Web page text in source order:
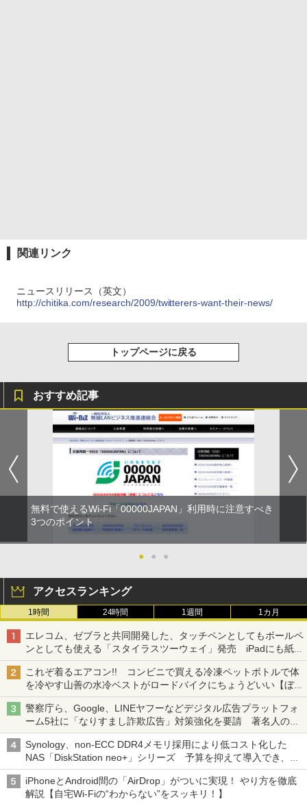
関連リンク
ニュースリリース（英文）
http://chitika.com/research/2009/twitterers-want-their-news/
トップページに戻る
おすすめ記事
無料で使えるWi-Fi「00000JAPAN」利用時に注意すべき
3つのポイント
● ● ●
アクセスランキング
1時間 24時間 1週間 1カ月
エレコム、ゼブラと共同開発した、タッチペンとしてもボールペ
ンとしても使える「スタイラスツーウェイ」発売 iPadにも紙に
も、持ち替えずに書き込める
これぞ着るエアコン!! コンビニで買える冷凍ペットボトルで体
を冷やす山善の水冷ベストがロードバイクにちょうどいい【ぼっ
ち・ざ・ろーど！その14】【空いた時間でなにしてる？】
警察庁ら、Google、LINEヤフーなどデジタル広告プラットフォ
ーム5社に「なりすまし詐欺広告」対策強化を要請 著名人の写
真や映像を使った投資詐欺などへの対策として
Synology、non-ECC DDR4メモリ採用により低コスト化した
NAS「DiskStation neo+」シリーズ 予算を抑えて導入でき、
ECCメモリへのアップグレードも可能
iPhoneとAndroid間の「AirDrop」がついに実現！ やり方を徹底
解説【自宅Wi-Fiの“わからない”をスッキリ！】